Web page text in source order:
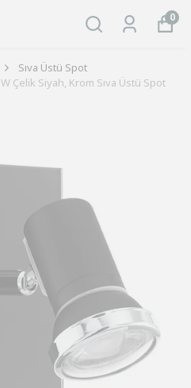
0
Sıva Üstü Spot
Çelik Siyah, Krom Sıva Üstü Spot